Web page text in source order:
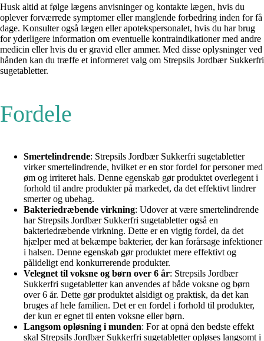
Husk altid at følge lægens anvisninger og kontakte lægen, hvis du
oplever forværrede symptomer eller manglende forbedring inden for få
dage. Konsulter også lægen eller apotekspersonalet, hvis du har brug
for yderligere information om eventuelle kontraindikationer med andre
medicin eller hvis du er gravid eller ammer. Med disse oplysninger ved
hånden kan du træffe et informeret valg om Strepsils Jordbær Sukkerfri
sugetabletter.
Fordele
Smertelindrende: Strepsils Jordbær Sukkerfri sugetabletter
virker smertelindrende, hvilket er en stor fordel for personer med
øm og irriteret hals. Denne egenskab gør produktet overlegent i
forhold til andre produkter på markedet, da det effektivt lindrer
smerter og ubehag.
Bakteriedræbende virkning: Udover at være smertelindrende
har Strepsils Jordbær Sukkerfri sugetabletter også en
bakteriedræbende virkning. Dette er en vigtig fordel, da det
hjælper med at bekæmpe bakterier, der kan forårsage infektioner
i halsen. Denne egenskab gør produktet mere effektivt og
pålideligt end konkurrerende produkter.
Velegnet til voksne og børn over 6 år: Strepsils Jordbær
Sukkerfri sugetabletter kan anvendes af både voksne og børn
over 6 år. Dette gør produktet alsidigt og praktisk, da det kan
bruges af hele familien. Det er en fordel i forhold til produkter,
der kun er egnet til enten voksne eller børn.
Langsom opløsning i munden: For at opnå den bedste effekt
skal Strepsils Jordbær Sukkerfri sugetabletter opløses langsomt i